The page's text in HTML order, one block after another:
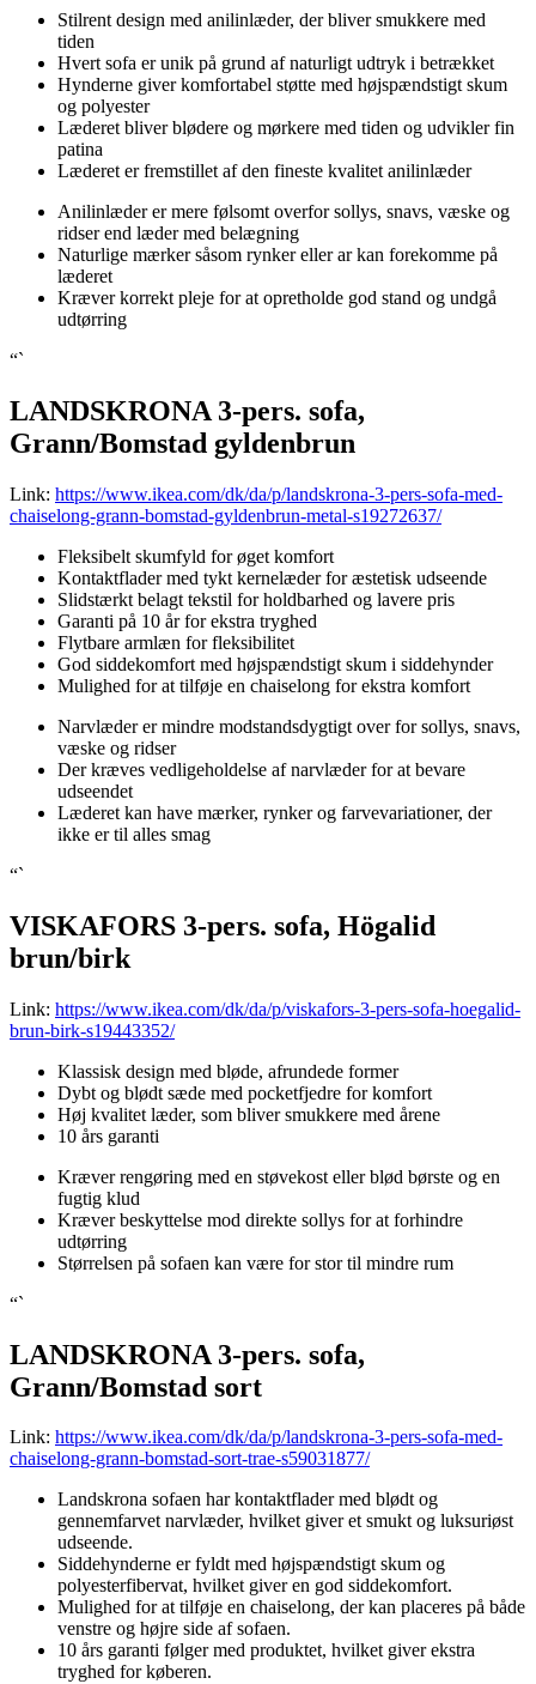
Stilrent design med anilinlæder, der bliver smukkere med
tiden
Hvert sofa er unik på grund af naturligt udtryk i betrækket
Hynderne giver komfortabel støtte med højspændstigt skum
og polyester
Læderet bliver blødere og mørkere med tiden og udvikler fin
patina
Læderet er fremstillet af den fineste kvalitet anilinlæder
Anilinlæder er mere følsomt overfor sollys, snavs, væske og
ridser end læder med belægning
Naturlige mærker såsom rynker eller ar kan forekomme på
læderet
Kræver korrekt pleje for at opretholde god stand og undgå
udtørring
“`
LANDSKRONA 3-pers. sofa,
Grann/Bomstad gyldenbrun
Link: https://www.ikea.com/dk/da/p/landskrona-3-pers-sofa-med-
chaiselong-grann-bomstad-gyldenbrun-metal-s19272637/
Fleksibelt skumfyld for øget komfort
Kontaktflader med tykt kernelæder for æstetisk udseende
Slidstærkt belagt tekstil for holdbarhed og lavere pris
Garanti på 10 år for ekstra tryghed
Flytbare armlæn for fleksibilitet
God siddekomfort med højspændstigt skum i siddehynder
Mulighed for at tilføje en chaiselong for ekstra komfort
Narvlæder er mindre modstandsdygtigt over for sollys, snavs,
væske og ridser
Der kræves vedligeholdelse af narvlæder for at bevare
udseendet
Læderet kan have mærker, rynker og farvevariationer, der
ikke er til alles smag
“`
VISKAFORS 3-pers. sofa, Högalid
brun/birk
Link: https://www.ikea.com/dk/da/p/viskafors-3-pers-sofa-hoegalid-
brun-birk-s19443352/
Klassisk design med bløde, afrundede former
Dybt og blødt sæde med pocketfjedre for komfort
Høj kvalitet læder, som bliver smukkere med årene
10 års garanti
Kræver rengøring med en støvekost eller blød børste og en
fugtig klud
Kræver beskyttelse mod direkte sollys for at forhindre
udtørring
Størrelsen på sofaen kan være for stor til mindre rum
“`
LANDSKRONA 3-pers. sofa,
Grann/Bomstad sort
Link: https://www.ikea.com/dk/da/p/landskrona-3-pers-sofa-med-
chaiselong-grann-bomstad-sort-trae-s59031877/
Landskrona sofaen har kontaktflader med blødt og
gennemfarvet narvlæder, hvilket giver et smukt og luksuriøst
udseende.
Siddehynderne er fyldt med højspændstigt skum og
polyesterfibervat, hvilket giver en god siddekomfort.
Mulighed for at tilføje en chaiselong, der kan placeres på både
venstre og højre side af sofaen.
10 års garanti følger med produktet, hvilket giver ekstra
tryghed for køberen.